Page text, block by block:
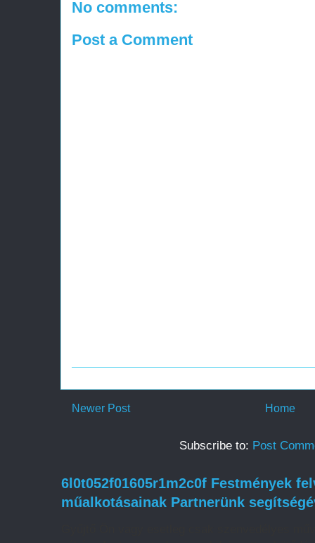
No comments:
Post a Comment
Newer Post Home
Subscribe to: Post
6l0t052f01605r1m2c0f Festmények
műalkotásainak Partnerünk